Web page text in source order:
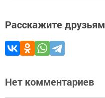
Расскажите друзьям
Нет комментариев